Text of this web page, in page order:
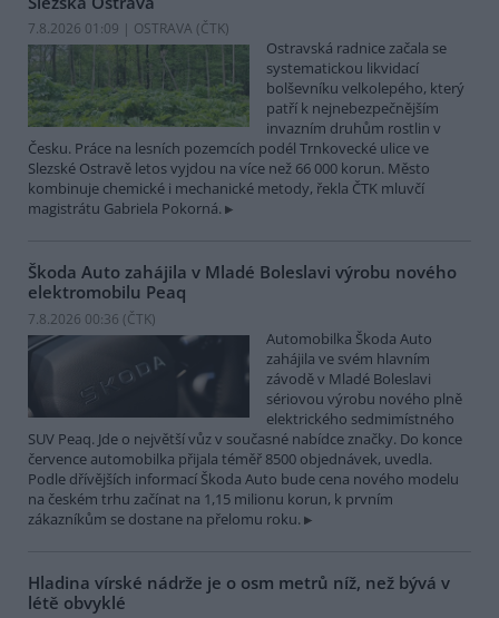
7.8.2026 01:09 | OSTRAVA (ČTK)
Ostravská radnice začala se
systematickou likvidací
bolševníku velkolepého, který
patří k nejnebezpečnějším
invazním druhům rostlin v
Česku. Práce na lesních pozemcích podél Trnkovecké ulice ve
Slezské Ostravě letos vyjdou na více než 66 000 korun. Město
kombinuje chemické i mechanické metody, řekla ČTK mluvčí
magistrátu Gabriela Pokorná.
Škoda Auto zahájila v Mladé Boleslavi výrobu nového
elektromobilu Peaq
7.8.2026 00:36 (ČTK)
Automobilka Škoda Auto
zahájila ve svém hlavním
závodě v Mladé Boleslavi
sériovou výrobu nového plně
elektrického sedmimístného
SUV Peaq. Jde o největší vůz v současné nabídce značky. Do konce
července automobilka přijala téměř 8500 objednávek, uvedla.
Podle dřívějších informací Škoda Auto bude cena nového modelu
na českém trhu začínat na 1,15 milionu korun, k prvním
zákazníkům se dostane na přelomu roku.
Hladina vírské nádrže je o osm metrů níž, než bývá v
létě obvyklé